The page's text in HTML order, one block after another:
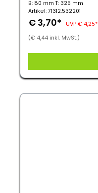
B: 80 mm T: 325 mm
Artikel: 71312.532201
€ 3,70* UVP € 4,25*
(€ 4,44 inkl. MwSt.)